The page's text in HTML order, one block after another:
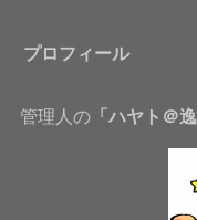
プロフィール
管理人の「ハヤト＠